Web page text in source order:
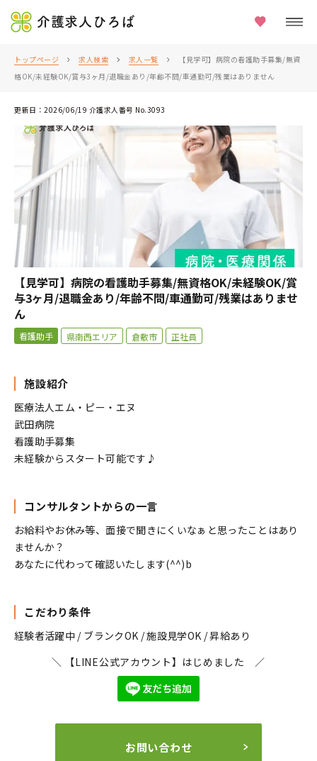
介護求人ひろば
トップページ 求人検索 求人一覧
【見学可】病院の看護助手募集/無資
格OK/未経験OK/賞与3ヶ月/退職金あり/年齢不問/車通勤可/残業はありません
更新日：2026/06/19 介護求人番号 No.3093
【見学可】病院の看護助手募集/無資格OK/未経験OK/賞
与3ヶ月/退職金あり/年齢不問/車通勤可/残業はありませ
ん
看護助手 県南西エリア 倉敷市 正社員
施設紹介
医療法人エム・ピー・エヌ
武田病院
看護助手募集
未経験からスタート可能です♪
コンサルタントからの一言
お給料やお休み等、面接で聞きにくいなぁと思ったことはあり
ませんか？
あなたに代わって確認いたします(^^)b
こだわり条件
経験者活躍中 / ブランクOK / 施設見学OK / 昇給あり
＼ 【LINE公式アカウント】はじめました ／
お問い合わせ